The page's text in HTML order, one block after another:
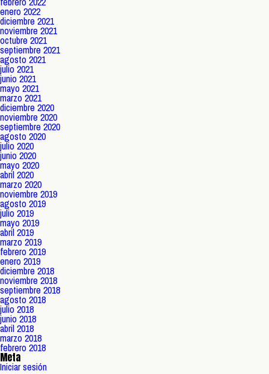
enero 2022
diciembre 2021
noviembre 2021
octubre 2021
septiembre 2021
agosto 2021
julio 2021
junio 2021
mayo 2021
marzo 2021
diciembre 2020
noviembre 2020
septiembre 2020
agosto 2020
julio 2020
junio 2020
mayo 2020
abril 2020
marzo 2020
noviembre 2019
agosto 2019
julio 2019
mayo 2019
abril 2019
marzo 2019
febrero 2019
enero 2019
diciembre 2018
noviembre 2018
septiembre 2018
agosto 2018
julio 2018
junio 2018
abril 2018
marzo 2018
febrero 2018
Meta
Iniciar sesión